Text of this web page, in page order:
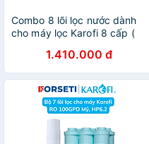
Combo 8 lõi lọc nước dành
cho máy lọc Karofi 8 cấp (
T33+Far Infrared) - Hàng
chính hãng
1.410.000 đ